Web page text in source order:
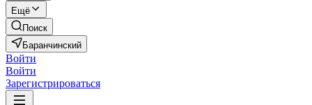
Ещё
Поиск
Баранчинский
Войти
Войти
Зарегистрироваться